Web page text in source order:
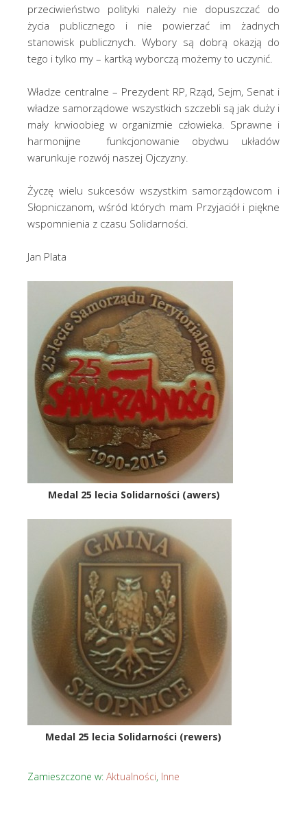
przeciwieństwo polityki należy nie dopuszczać do
życia publicznego i nie powierzać im żadnych
stanowisk publicznych. Wybory są dobrą okazją do
tego i tylko my – kartką wyborczą możemy to uczynić.
Władze centralne – Prezydent RP, Rząd, Sejm, Senat i
władze samorządowe wszystkich szczebli są jak duży i
mały krwioobieg w organizmie człowieka. Sprawne i
harmonijne funkcjonowanie obydwu układów
warunkuje rozwój naszej Ojczyzny.
Życzę wielu sukcesów wszystkim samorządowcom i
Słopniczanom, wśród których mam Przyjaciół i piękne
wspomnienia z czasu Solidarności.
Jan Plata
Medal 25 lecia Solidarności (awers)
Medal 25 lecia Solidarności (rewers)
Zamieszczone w: Aktualności, Inne